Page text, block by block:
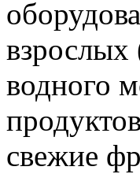
взрослых
водного
свежие